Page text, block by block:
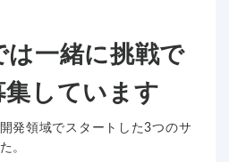
は一緒に挑戦で
集しています
発領域でスタートした3つのサ
。